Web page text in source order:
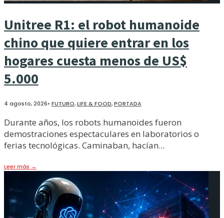
Unitree R1: el robot humanoide
chino que quiere entrar en los
hogares cuesta menos de US$
5.000
4 agosto, 2026• FUTURO,LIFE & FOOD,PORTADA
Durante años, los robots humanoides fueron
demostraciones espectaculares en laboratorios o
ferias tecnológicas. Caminaban, hacían...
Leer más →